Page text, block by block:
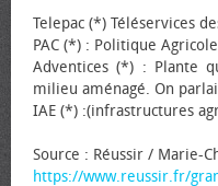
Telepac (*) Téléservices
PAC (*) : Politique
Adventices (*) : Plante
milieu aménagé. On
IAE (*) :(infrastructures
Source : Réussir / Marie-
https://www.reussir.fr/